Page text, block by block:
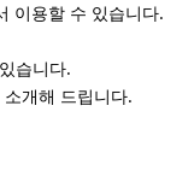
이용할 수 있습니다.
습니다.
개해 드립니다.